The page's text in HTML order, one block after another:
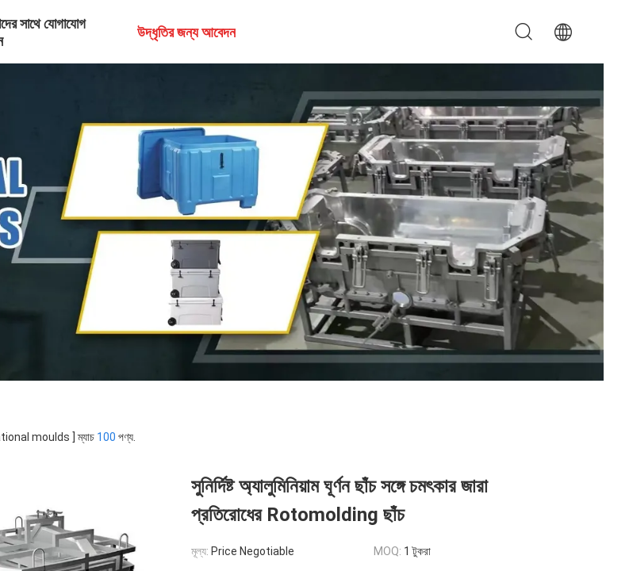
সাথে যোগাযোগ
উদ্ধৃতির জন্য আবেদন
moulds ] ম্যাচ 100 পণ্য.
সুনির্দিষ্ট অ্যালুমিনিয়াম ঘূর্ণন ছাঁচ সঙ্গে চমৎকার জারা
প্রতিরোধের Rotomolding ছাঁচ
মূল্য: Price Negotiable MOQ: 1 টুকরা